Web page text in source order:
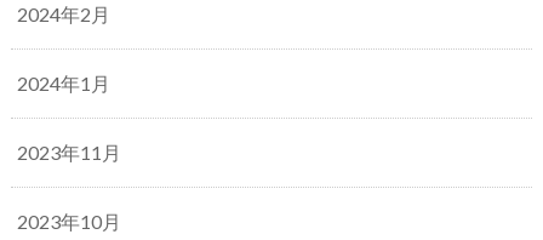
2024年2月
2024年1月
2023年11月
2023年10月